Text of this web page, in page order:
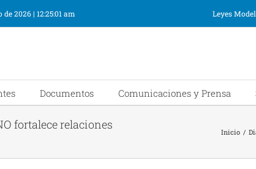
de 2026| 12:25:01 am Leyes
Documentos Comunicaciones y Prensa
fortalece relaciones
Inicio /